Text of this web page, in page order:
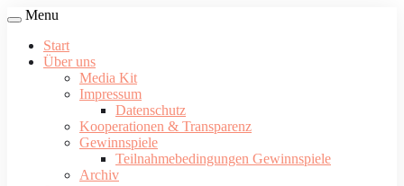
Menu
Start
Über uns
Media Kit
Impressum
Datenschutz
Kooperationen & Transparenz
Gewinnspiele
Teilnahmebedingungen Gewinnspiele
Archiv